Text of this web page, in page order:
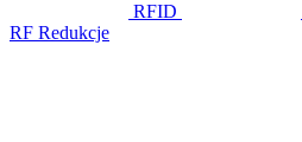
RFID
RF Redukcje